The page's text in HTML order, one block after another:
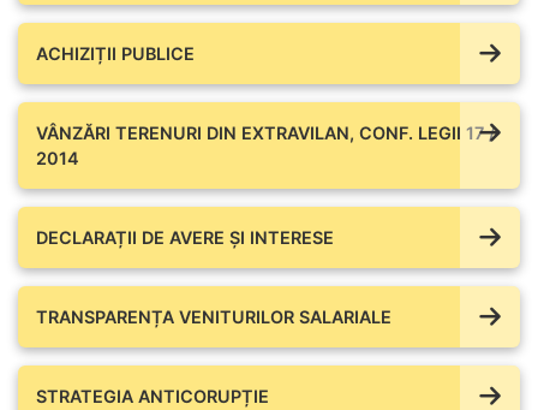
ACHIZIȚII PUBLICE
VÂNZĂRI TERENURI DIN EXTRAVILAN, CONF. LEGII 17 /
2014
DECLARAȚII DE AVERE ŞI INTERESE
TRANSPARENȚA VENITURILOR SALARIALE
STRATEGIA ANTICORUPȚIE